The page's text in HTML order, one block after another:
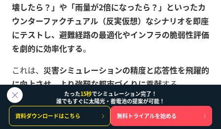
壊したら？」や「雨量が2倍になったら？」といったカ
ウンターファクチュアル（反実仮想）なシナリオを即座
にテストし、避難経路の最適化やインフラの脆弱性評価
を劇的に効率化する。
これは、 災害シミュレーションの精度と応答性を飛躍的
に向上させ、より強靭な都市づくりに貢献する。
たった15秒でシミュレーション完了！
誰でもすぐに太陽光・蓄電池の提案が可能！
資料ダウンロードはこちら
無料トライアルを始める